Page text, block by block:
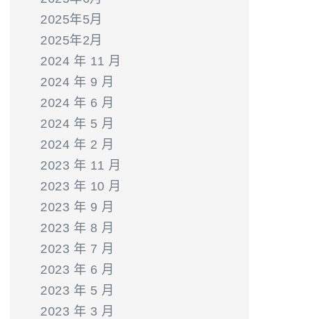
2025年5月
2025年2月
2024 年 11 月
2024 年 9 月
2024 年 6 月
2024 年 5 月
2024 年 2 月
2023 年 11 月
2023 年 10 月
2023 年 9 月
2023 年 8 月
2023 年 7 月
2023 年 6 月
2023 年 5 月
2023 年 3 月